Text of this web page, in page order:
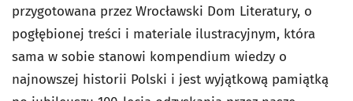
przygotowana przez Wrocławski Dom Literatury, o
pogłębionej treści i materiale ilustracyjnym, która
sama w sobie stanowi kompendium wiedzy o
najnowszej historii Polski i jest wyjątkową pamiątką